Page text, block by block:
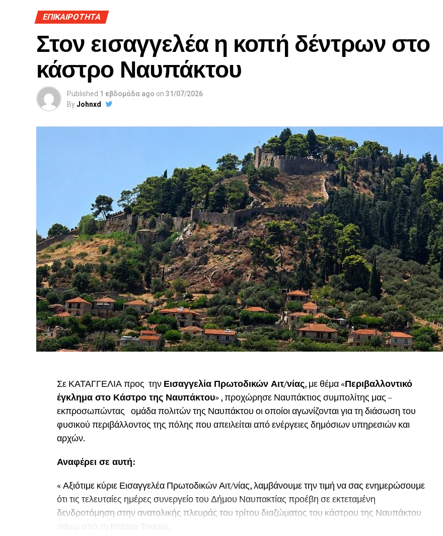
ΕΠΙΚΑΙΡΟΤΗΤΑ
Στον εισαγγελέα η κοπή δέντρων στο
κάστρο Ναυπάκτου
Published 1 εβδομάδα ago on 31/07/2026
ByJohnxd
Σε ΚΑΤΑΓΓΕΛΙΑ προς την Εισαγγελία Πρωτοδικών Αιτ/νίας, με θέμα «Περιβαλλοντικό
έγκλημα στο Κάστρο της Ναυπάκτου» , προχώρησε Ναυπάκτιος συμπολίτης μας –
εκπροσωπώντας ομάδα πολιτών της Ναυπάκτου οι οποίοι αγωνίζονται για τη διάσωση του
φυσικού περιβάλλοντος της πόλης που απειλείται από ενέργειες δημόσιων υπηρεσιών και
αρχών.
Αναφέρει σε αυτή:
« Αξιότιμε κύριε Εισαγγελέα Πρωτοδικών Αιτ/νίας, λαμβάνουμε την τιμή να σας ενημερώσουμε
ότι τις τελευταίες ημέρες συνεργείο του Δήμου Ναυπακτίας προέβη σε εκτεταμένη
δενδροτόμηση στην ανατολικής πλευράς του τρίτου διαζώματος του κάστρου της Ναυπάκτου